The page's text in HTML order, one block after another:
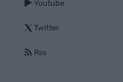
Youtube
Twitter
Rss